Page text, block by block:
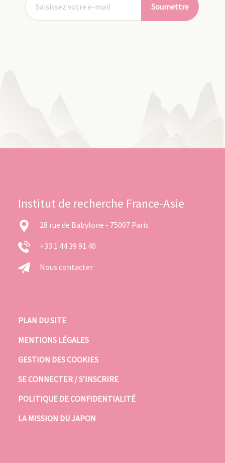
Soumettre
Institut de recherche France-Asie
28 rue de Babylone - 75007 Paris
+33 1 44 39 91 40
Nous contacter
PLAN DU SITE
MENTIONS LÉGALES
GESTION DES COOKIES
SE CONNECTER / S’INSCRIRE
POLITIQUE DE CONFIDENTIALITÉ
LA MISSION DU JAPON